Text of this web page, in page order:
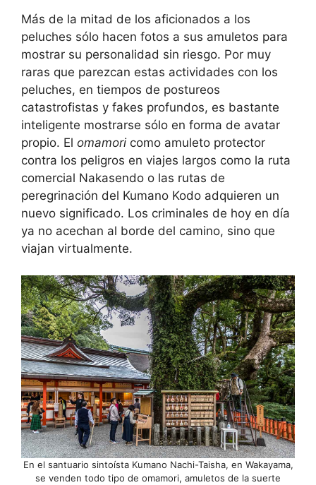
Más de la mitad de los aficionados a los
peluches sólo hacen fotos a sus amuletos para
mostrar su personalidad sin riesgo. Por muy
raras que parezcan estas actividades con los
peluches, en tiempos de postureos
catastrofistas y fakes profundos, es bastante
inteligente mostrarse sólo en forma de avatar
propio. El omamori como amuleto protector
contra los peligros en viajes largos como la ruta
comercial Nakasendo o las rutas de
peregrinación del Kumano Kodo adquieren un
nuevo significado. Los criminales de hoy en día
ya no acechan al borde del camino, sino que
viajan virtualmente.
En el santuario sintoísta Kumano Nachi-Taisha, en Wakayama,
se venden todo tipo de omamori, amuletos de la suerte